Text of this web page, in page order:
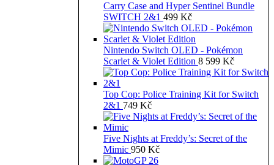
Carry Case and Hyper Sentinel Bundle
SWITCH 2&1 499 Kč
Nintendo Switch OLED - Pokémon
Scarlet & Violet Edition 8 599 Kč
Top Cop: Police Training Kit for Switch
2&1 749 Kč
Five Nights at Freddy’s: Secret of the
Mimic 950 Kč